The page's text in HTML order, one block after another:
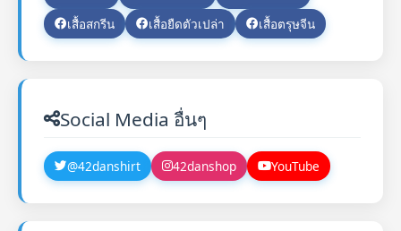
เสื้อสกรีน
เสื้อยืดตัวเปล่า เสื้อตรุษจีน
Social Media อื่นๆ
@42danshirt 42danshop YouTube